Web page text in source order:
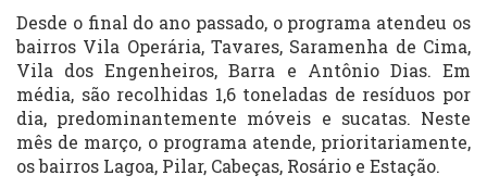
Desde o final do ano passado, o programa atendeu os
bairros Vila Operária, Tavares, Saramenha de Cima,
Vila dos Engenheiros, Barra e Antônio Dias. Em
média, são recolhidas 1,6 toneladas de resíduos por
dia, predominantemente móveis e sucatas. Neste
mês de março, o programa atende, prioritariamente,
os bairros Lagoa, Pilar, Cabeças, Rosário e Estação.